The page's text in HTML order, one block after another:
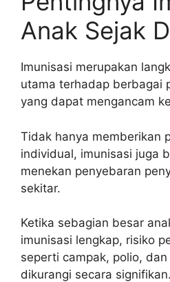
Anak Sejak
Imunisasi merupakan
utama terhadap berbagai
yang dapat mengancam
Tidak hanya memberikan
individual, imunisasi juga
menekan penyebaran
sekitar.
Ketika sebagian besar
imunisasi lengkap, risiko
seperti campak, polio,
dikurangi secara signifikan.